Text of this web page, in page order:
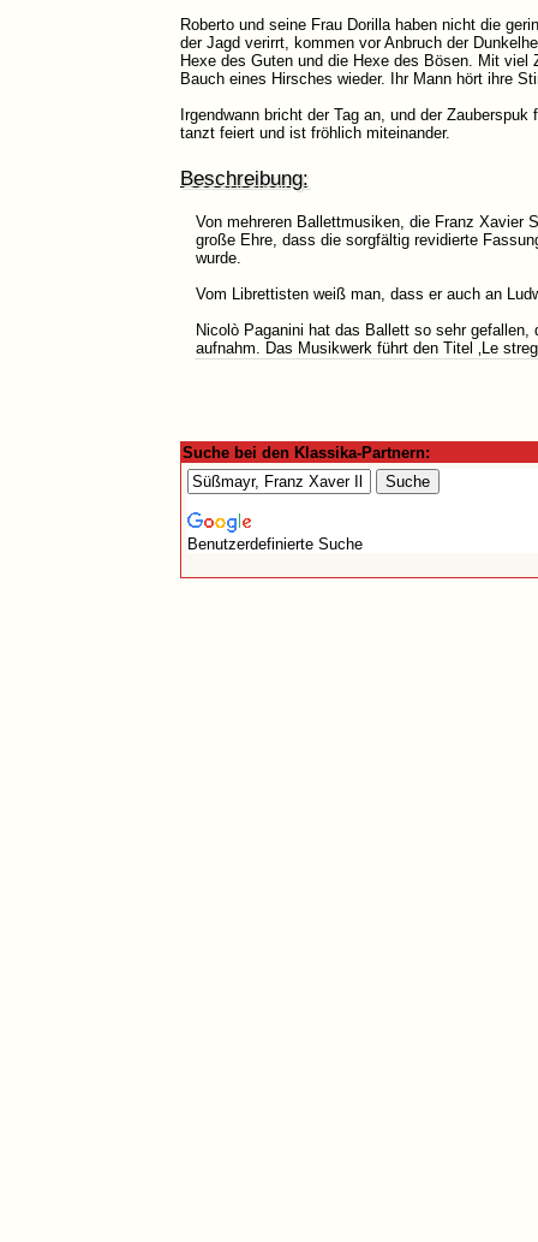
Roberto und seine Frau Dorilla haben nicht die
der Jagd verirrt, kommen vor Anbruch der
Hexe des Guten und die Hexe des Bösen. Mit
Bauch eines Hirsches wieder. Ihr Mann hört ihre
Irgendwann bricht der Tag an, und der
tanzt feiert und ist fröhlich miteinander.
Beschreibung:
Von mehreren Ballettmusiken, die Franz Xavier
große Ehre, dass die sorgfältig revidierte
wurde.
Vom Librettisten weiß man, dass er auch an
Nicolò Paganini hat das Ballett so sehr
aufnahm. Das Musikwerk führt den Titel ‚Le
Suche bei den Klassika-Partnern:
Benutzerdefinierte Suche